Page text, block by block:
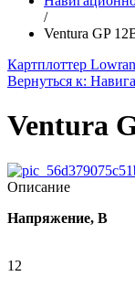
/
Ventura GP
Картплоттер
Вернуться к:
Ventura
Описание
Напряжение, В
12